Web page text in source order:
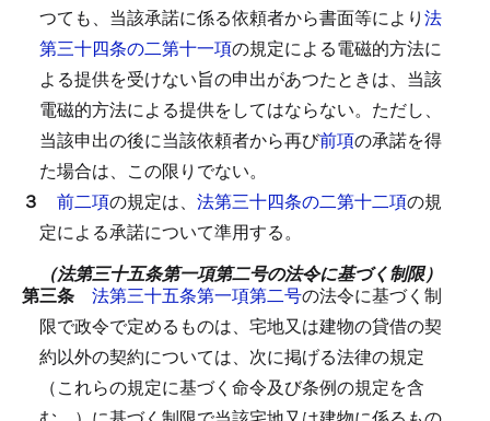
つても、当該承諾に係る依頼者から書面等により法
第三十四条の二第十一項の規定による電磁的方法に
よる提供を受けない旨の申出があつたときは、当該
電磁的方法による提供をしてはならない。 ただし、
当該申出の後に当該依頼者から再び前項の承諾を得
た場合は、この限りでない。
３ 前二項の規定は、 法第三十四条の二第十二項の規
定による承諾について準用する。
（法第三十五条第一項第二号の法令に基づく制限）
第三条 法第三十五条第一項第二号の法令に基づく制
限で政令で定めるものは、宅地又は建物の貸借の契
約以外の契約については、次に掲げる法律の規定
（これらの規定に基づく命令及び条例の規定を含